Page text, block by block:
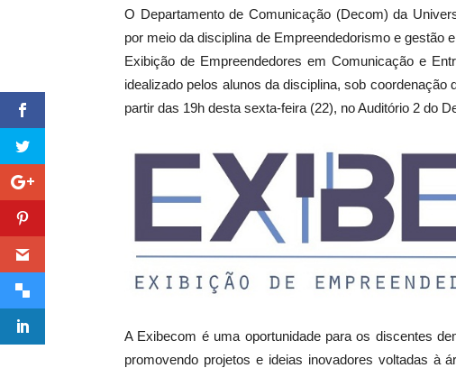
O Departamento de Comunicação (Decom) da
por meio da disciplina de Empreendedorismo e gestão
Exibição de Empreendedores em Comunicação e
idealizado pelos alunos da disciplina, sob
partir das 19h desta sexta-feira (22), no Auditório 2 do
A Exibecom é uma oportunidade para os discentes
promovendo projetos e ideias inovadores voltadas à